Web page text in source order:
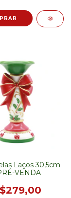
Laços 30,5cm
VENDA